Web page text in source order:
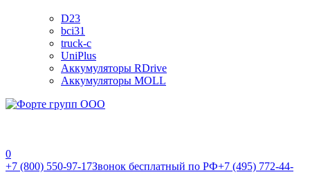
D23
bci31
truck-c
UniPlus
Аккумуляторы RDrive
Аккумуляторы MOLL
0
+7 (800) 550-97-17Звонок бесплатный по РФ+7 (495) 772-44-